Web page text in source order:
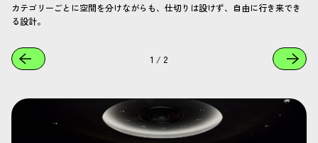
カテゴリーごとに空間を分けながらも、仕切りは設けず、自由に行き来でき
る設計。
1 / 2